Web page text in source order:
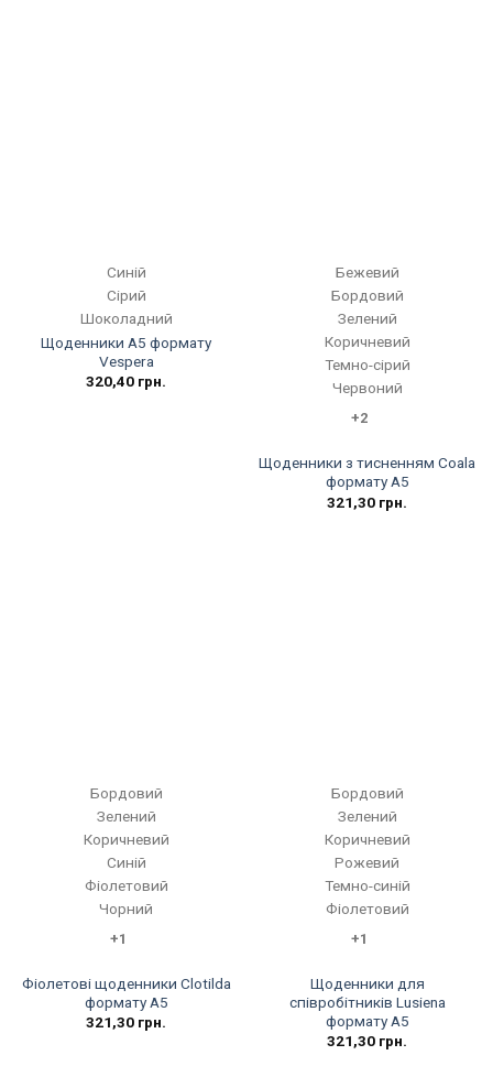
Синій
Сірий
Шоколадний
Щоденники А5 формату
Vespera
320,40 грн.
Бежевий
Бордовий
Зелений
Коричневий
Темно-сірий
Червоний
+2
Щоденники з тисненням Coala
формату А5
321,30 грн.
Бордовий
Зелений
Коричневий
Синій
Фіолетовий
Чорний
+1
Фіолетові щоденники Clotilda
формату А5
321,30 грн.
Бордовий
Зелений
Коричневий
Рожевий
Темно-синій
Фіолетовий
+1
Щоденники для
співробітників Lusiena
формату А5
321,30 грн.